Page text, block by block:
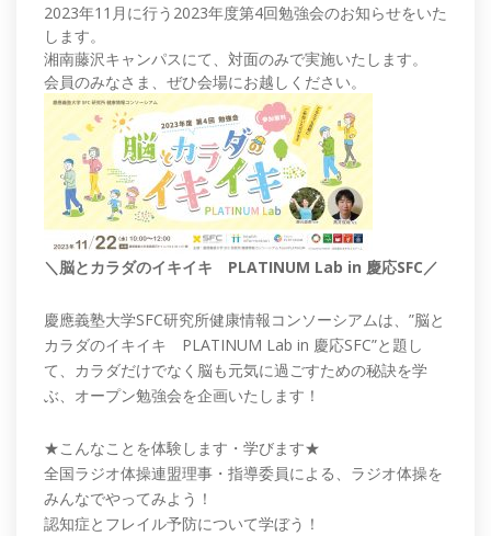
2023年11月に行う2023年度第4回勉強会のお知らせをいた
します。
湘南藤沢キャンパスにて、対面のみで実施いたします。
会員のみなさま、ぜひ会場にお越しください。
＼脳とカラダのイキイキ PLATINUM Lab in 慶応SFC／
慶應義塾大学SFC研究所健康情報コンソーシアムは、”脳と
カラダのイキイキ PLATINUM Lab in 慶応SFC”と題し
て、カラダだけでなく脳も元気に過ごすための秘訣を学
ぶ、オープン勉強会を企画いたします！
★こんなことを体験します・学びます★
全国ラジオ体操連盟理事・指導委員による、ラジオ体操を
みんなでやってみよう！
認知症とフレイル予防について学ぼう！